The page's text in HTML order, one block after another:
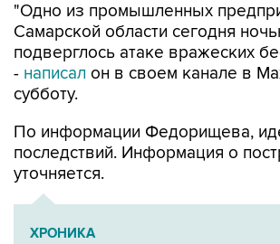
"Одно из промышленных
Самарской области сегодня
подверглось атаке вражеских
- написал он в своем канале в
субботу.
По информации Федорищева,
последствий. Информация о
уточняется.
ХРОНИКА